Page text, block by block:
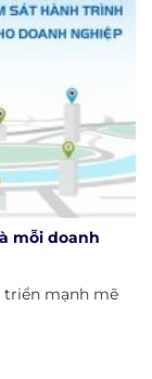
mỗi doanh
triển mạnh mẽ